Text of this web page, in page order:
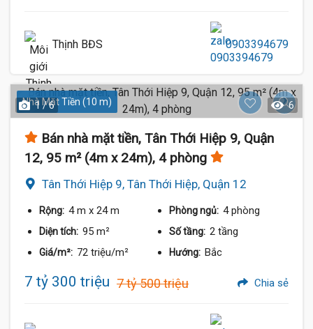
Thịnh BĐS 0903394679
Nhà Mặt Tiền (10 m)
1 / 6 6
Bán nhà mặt tiền, Tân Thới Hiệp 9, Quận
12, 95 m² (4m x 24m), 4 phòng
Tân Thới Hiệp 9, Tân Thới Hiệp, Quận 12
Rộng: 4 m x 24 m Phòng ngủ: 4 phòng
Diện tích: 95 m² Số tầng: 2 tầng
Giá/m²: 72 triệu/m² Hướng: Bắc
7 tỷ 300 triệu 7 tỷ 500 triệu Chia sẻ